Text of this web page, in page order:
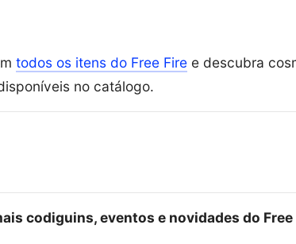
todos os itens do Free Fire e descubra
no catálogo.
codiguins, eventos e novidades do Free